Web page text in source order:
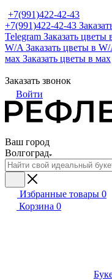
+7(991)422-42-43
+7(991)422-42-43
Telegram Заказать цветы
W/A Заказать цветы в
мах Заказать цветы в мах
Заказать звонок
Войти
Ваш город
Волгоград
Избранные товары 0
Корзина 0